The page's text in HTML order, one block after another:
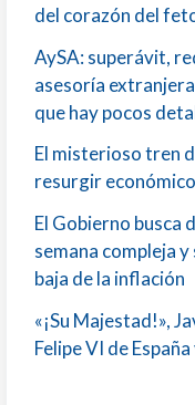
del corazón del
AySA: superávit,
asesoría
que hay pocos
El misterioso tren
resurgir
El Gobierno busca
semana compleja
baja de la inflación
«¡Su Majestad!»,
Felipe VI de